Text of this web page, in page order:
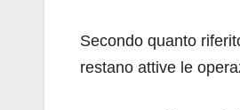
Secondo quanto
restano attive le